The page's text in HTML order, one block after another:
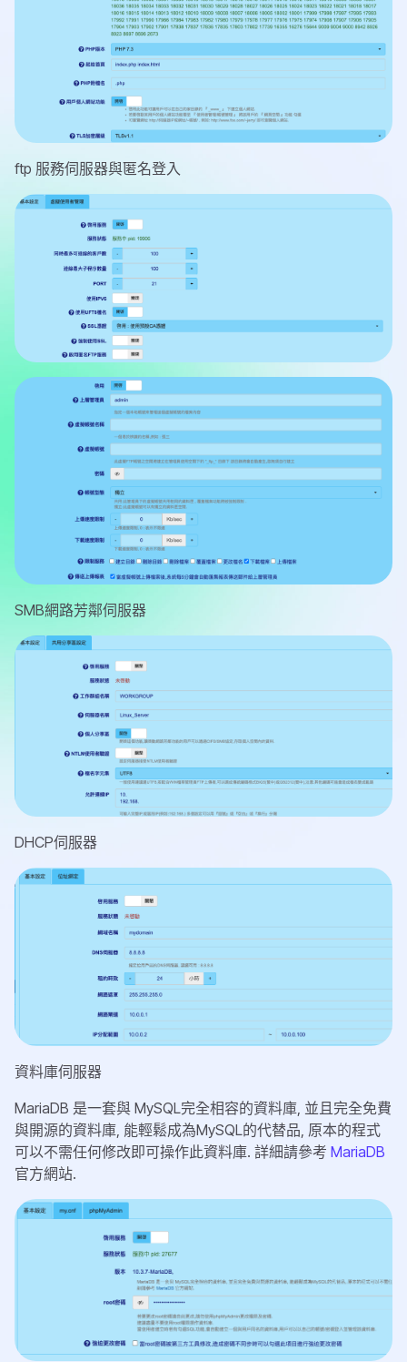
ftp 服務伺服器與匿名登入
SMB網路芳鄰伺服器
DHCP伺服器
資料庫伺服器
MariaDB 是一套與 MySQL完全相容的資料庫, 並且完全免費
與開源的資料庫, 能輕鬆成為MySQL的代替品, 原本的程式
可以不需任何修改即可操作此資料庫. 詳細請參考 MariaDB
官方網站.